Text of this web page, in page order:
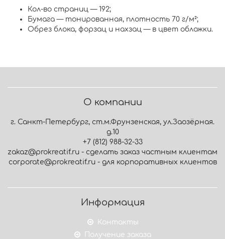
Кол-во страниц — 192;
Бумага — тонированная, плотность 70 г/м²;
Обрез блока, форзац и нахзац — в цвет обложки.
О компании
г. Санкт-Петербург, ст.м.Фрунзенская, ул.Заозёрная.
д.10
+7 (812) 988-32-33
zakaz@prokreatif.ru - сделать заказ частным клиентам
corporate@prokreatif.ru - для корпоративных клиентов
Информация
Контакты
Получение заказа